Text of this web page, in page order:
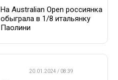
На Australian Open россиянка
обыграла в 1/8 итальянку
Паолини
20.01.2024 / 08:39